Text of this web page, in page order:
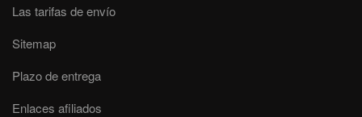
Las tarifas de envío
Sitemap
Plazo de entrega
Enlaces afiliados